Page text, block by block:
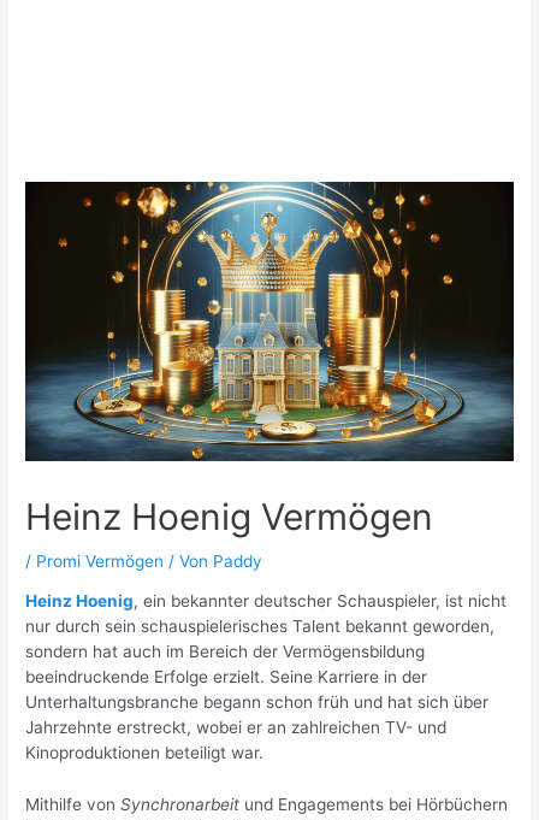
Heinz Hoenig Vermögen
/ Promi Vermögen / Von Paddy
Heinz Hoenig, ein bekannter deutscher Schauspieler, ist nicht
nur durch sein schauspielerisches Talent bekannt geworden,
sondern hat auch im Bereich der Vermögensbildung
beeindruckende Erfolge erzielt. Seine Karriere in der
Unterhaltungsbranche begann schon früh und hat sich über
Jahrzehnte erstreckt, wobei er an zahlreichen TV- und
Kinoproduktionen beteiligt war.
Mithilfe vonSynchronarbeit und Engagements bei Hörbüchern